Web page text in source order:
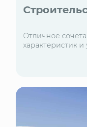
Отличное
характеристик